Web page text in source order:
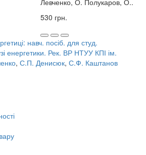
Левченко, О. Полукаров, О..
530 грн.
навч. посіб. для студ.
енергетики. Рек. ВР НТУУ КПІ ім.
, С.П. Денисюк, С.Ф. Каштанов